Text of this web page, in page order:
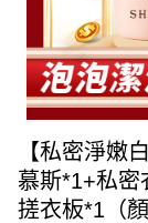
【私密淨嫩
慕斯*1+私密
搓衣板*1（